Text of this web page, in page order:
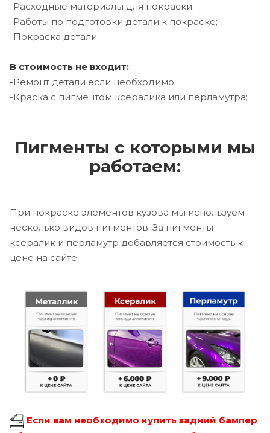
-Расходные материалы для покраски;
-Работы по подготовки детали к покраске;
-Покраска детали;
В стоимость не входит:
-Ремонт детали если необходимо;
-Краска с пигментом ксералика или перламутра;
Пигменты с которыми мы
работаем:
При покраске элементов кузова мы используем
несколько видов пигментов. За пигменты
ксералик и перламутр добавляется стоимость к
цене на сайте.
Если вам необходимо купить задний бампер